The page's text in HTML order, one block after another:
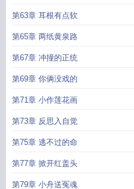
第63章 耳根有点软
第65章 两纸黄泉路
第67章 冲撞的正统
第69章 你俩没戏的
第71章 小作莲花画
第73章 反思入自觉
第75章 逃不过的命
第77章 掀开红盖头
第79章 小舟送冤魂